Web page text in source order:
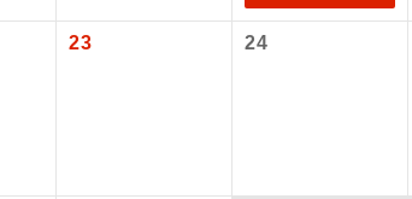
23 24
ユネスコに登録されている文化遺産や自然遺産